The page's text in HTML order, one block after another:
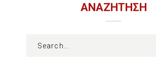
ΑΝΑΖΉΤΗΣΗ